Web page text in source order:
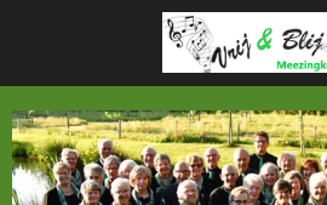
de
hoofdinhoud